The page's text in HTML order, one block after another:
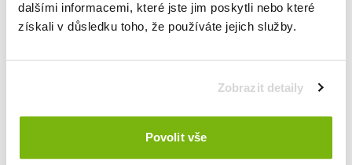
dalšími informacemi, které jste jim poskytli nebo které
získali v důsledku toho, že používáte jejich služby.
Zobrazit detaily
Povolit vše